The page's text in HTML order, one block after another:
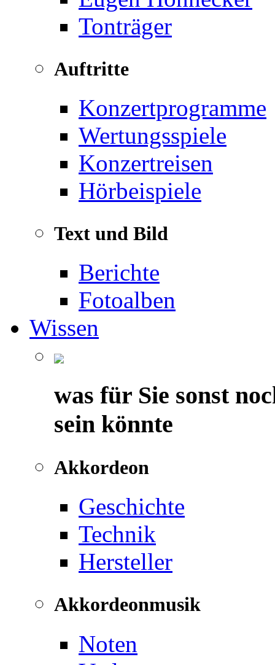
Tonträger
Auftritte
Konzertprogramme
Wertungsspiele
Konzertreisen
Hörbeispiele
Text und Bild
Berichte
Fotoalben
Wissen
was für Sie sonst
sein könnte
Akkordeon
Geschichte
Technik
Hersteller
Akkordeonmusik
Noten